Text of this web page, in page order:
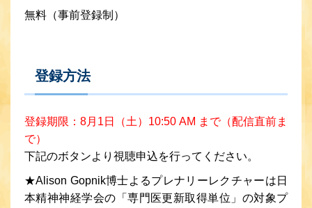
無料（事前登録制）
登録方法
登録期限：8月1日（土）10:50 AM まで（配信直前ま
で）
下記のボタンより視聴申込を行ってください。
★Alison Gopnik博士よるプレナリーレクチャーは日
本精神神経学会の「専門医更新取得単位」の対象プ